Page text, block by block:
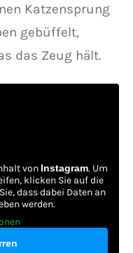
Katzensprung
gebüffelt,
das Zeug hält.
von Instagram. Um
klicken Sie auf die
dass dabei Daten an
werden.